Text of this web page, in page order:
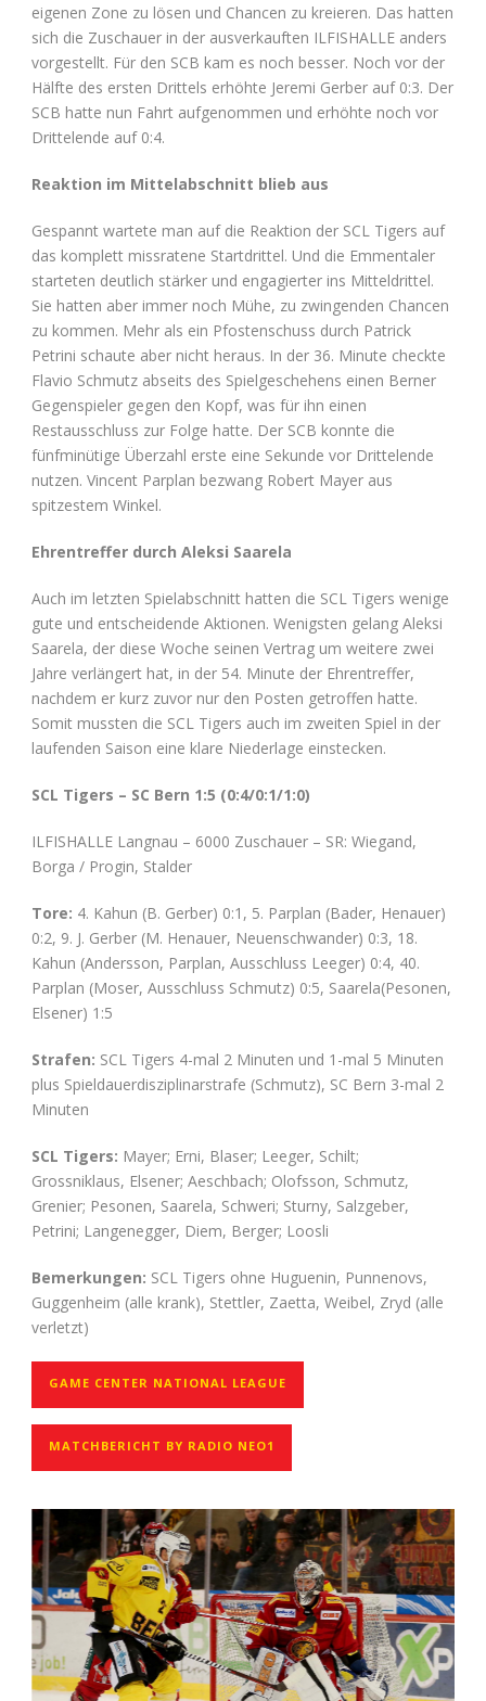
eigenen Zone zu lösen und Chancen zu kreieren. Das hatten
sich die Zuschauer in der ausverkauften ILFISHALLE anders
vorgestellt. Für den SCB kam es noch besser. Noch vor der
Hälfte des ersten Drittels erhöhte Jeremi Gerber auf 0:3. Der
SCB hatte nun Fahrt aufgenommen und erhöhte noch vor
Drittelende auf 0:4.
Reaktion im Mittelabschnitt blieb aus
Gespannt wartete man auf die Reaktion der SCL Tigers auf
das komplett missratene Startdrittel. Und die Emmentaler
starteten deutlich stärker und engagierter ins Mitteldrittel.
Sie hatten aber immer noch Mühe, zu zwingenden Chancen
zu kommen. Mehr als ein Pfostenschuss durch Patrick
Petrini schaute aber nicht heraus. In der 36. Minute checkte
Flavio Schmutz abseits des Spielgeschehens einen Berner
Gegenspieler gegen den Kopf, was für ihn einen
Restausschluss zur Folge hatte. Der SCB konnte die
fünfminütige Überzahl erste eine Sekunde vor Drittelende
nutzen. Vincent Parplan bezwang Robert Mayer aus
spitzestem Winkel.
Ehrentreffer durch Aleksi Saarela
Auch im letzten Spielabschnitt hatten die SCL Tigers wenige
gute und entscheidende Aktionen. Wenigsten gelang Aleksi
Saarela, der diese Woche seinen Vertrag um weitere zwei
Jahre verlängert hat, in der 54. Minute der Ehrentreffer,
nachdem er kurz zuvor nur den Posten getroffen hatte.
Somit mussten die SCL Tigers auch im zweiten Spiel in der
laufenden Saison eine klare Niederlage einstecken.
SCL Tigers – SC Bern 1:5 (0:4/0:1/1:0)
ILFISHALLE Langnau – 6000 Zuschauer – SR: Wiegand,
Borga / Progin, Stalder
Tore: 4. Kahun (B. Gerber) 0:1, 5. Parplan (Bader, Henauer)
0:2, 9. J. Gerber (M. Henauer, Neuenschwander) 0:3, 18.
Kahun (Andersson, Parplan, Ausschluss Leeger) 0:4, 40.
Parplan (Moser, Ausschluss Schmutz) 0:5, Saarela(Pesonen,
Elsener) 1:5
Strafen: SCL Tigers 4-mal 2 Minuten und 1-mal 5 Minuten
plus Spieldauerdisziplinarstrafe (Schmutz), SC Bern 3-mal 2
Minuten
SCL Tigers: Mayer; Erni, Blaser; Leeger, Schilt;
Grossniklaus, Elsener; Aeschbach; Olofsson, Schmutz,
Grenier; Pesonen, Saarela, Schweri; Sturny, Salzgeber,
Petrini; Langenegger, Diem, Berger; Loosli
Bemerkungen: SCL Tigers ohne Huguenin, Punnenovs,
Guggenheim (alle krank), Stettler, Zaetta, Weibel, Zryd (alle
verletzt)
GAME CENTER NATIONAL LEAGUE
MATCHBERICHT BY RADIO NEO1